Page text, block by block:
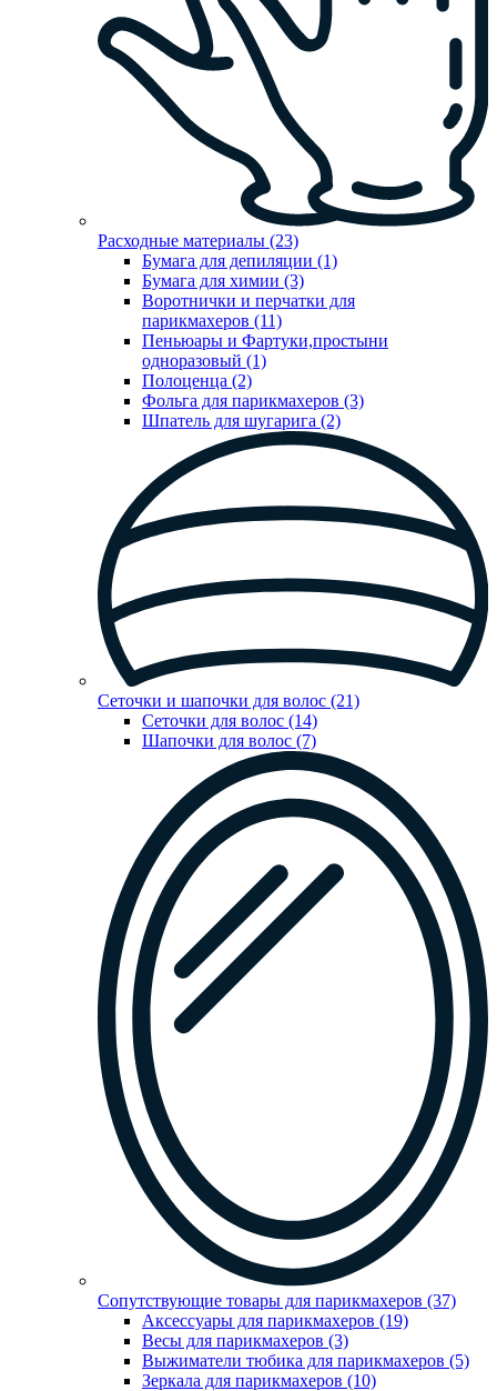
Расходные материалы (23)
Бумага для депиляции (1)
Бумага для химии (3)
Воротнички и перчатки для
парикмахеров (11)
Пеньюары и Фартуки,простыни
одноразовый (1)
Полоценца (2)
Фольга для парикмахеров (3)
Шпатель для шугарига (2)
Сеточки и шапочки для волос (21)
Сеточки для волос (14)
Шапочки для волос (7)
Сопутствующие товары для парикмахеров (37)
Аксессуары для парикмахеров (19)
Весы для парикмахеров (3)
Выжиматели тюбика для парикмахеров (5)
Зеркала для парикмахеров (10)